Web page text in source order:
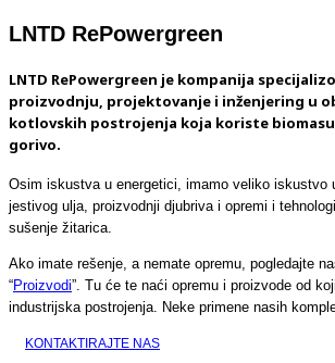
LNTD RePowergreen
LNTD RePowergreen je kompanija
proizvodnju, projektovanje i inženjering u
kotlovskih postrojenja koja koriste
gorivo.
Osim iskustva u energetici, imamo veliko iskustvo
jestivog ulja, proizvodnji djubriva i opremi i
sušenje žitarica.
Ako imate rešenje, a nemate opremu, pogledajte
“Proizvodi”. Tu će te naći opremu i proizvode od
industrijska postrojenja. Neke primene nasih
KONTAKTIRAJTE NAS